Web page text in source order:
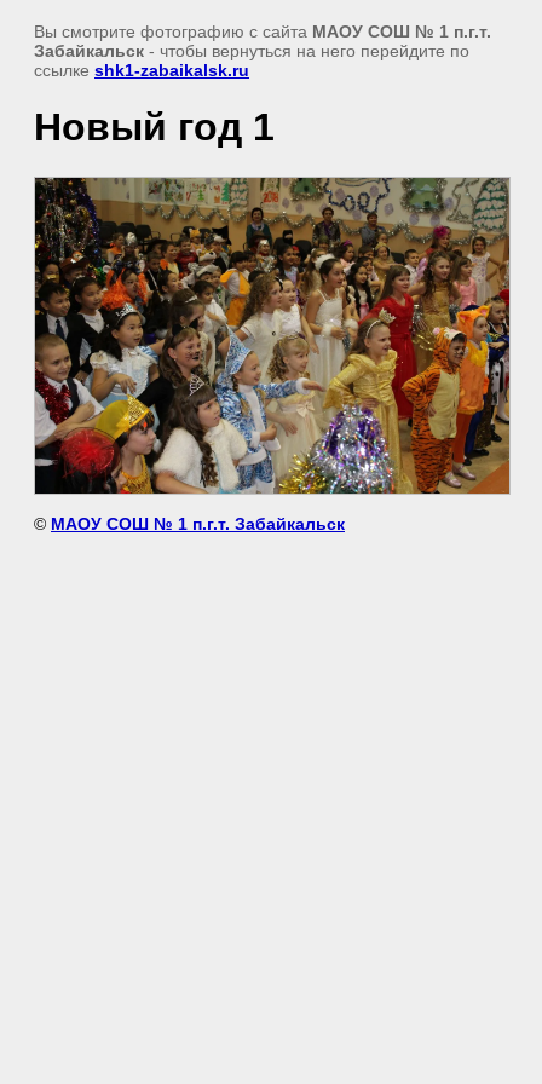
Вы смотрите фотографию с сайта МАОУ СОШ № 1 п.г.т.
Забайкальск - чтобы вернуться на него перейдите по
ссылке shk1-zabaikalsk.ru
Новый год 1
© МАОУ СОШ № 1 п.г.т. Забайкальск